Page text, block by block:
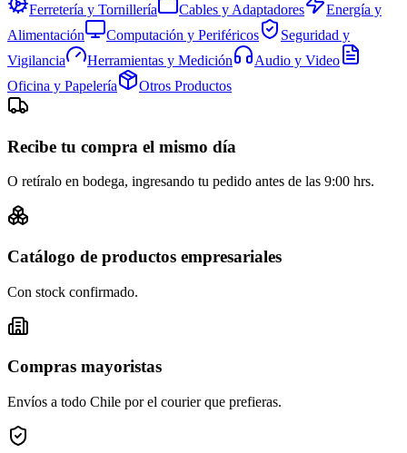
Ferretería y Tornillería
Cables y Adaptadores
Energía y
Alimentación
Computación y Periféricos
Seguridad y
Vigilancia
Herramientas y Medición
Audio y Video
Oficina y Papelería
Otros Productos
Recibe tu compra el mismo día
O retíralo en bodega, ingresando tu pedido antes de las 9:00 hrs.
Catálogo de productos empresariales
Con stock confirmado.
Compras mayoristas
Envíos a todo Chile por el courier que prefieras.